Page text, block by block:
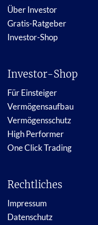
Über Investor
Gratis-Ratgeber
Investor-Shop
Investor-Shop
Für Einsteiger
Vermögensaufbau
Vermögensschutz
High Performer
One Click Trading
Rechtliches
Impressum
Datenschutz